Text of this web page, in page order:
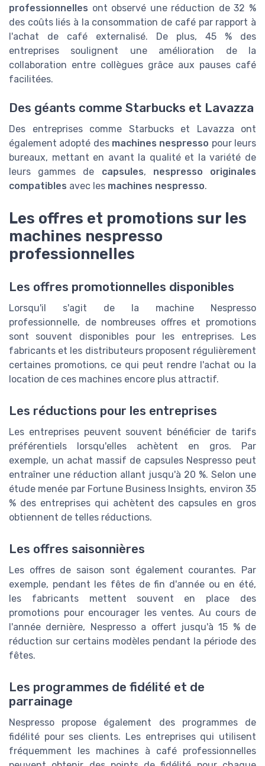
professionnelles ont observé une réduction de 32 %
des coûts liés à la consommation de café par rapport à
l'achat de café externalisé. De plus, 45 % des
entreprises soulignent une amélioration de la
collaboration entre collègues grâce aux pauses café
facilitées.
Des géants comme Starbucks et Lavazza
Des entreprises comme Starbucks et Lavazza ont
également adopté des machines nespresso pour leurs
bureaux, mettant en avant la qualité et la variété de
leurs gammes de capsules, nespresso originales
compatibles avec les machines nespresso.
Les offres et promotions sur les
machines nespresso
professionnelles
Les offres promotionnelles disponibles
Lorsqu'il s'agit de la machine Nespresso
professionnelle, de nombreuses offres et promotions
sont souvent disponibles pour les entreprises. Les
fabricants et les distributeurs proposent régulièrement
certaines promotions, ce qui peut rendre l'achat ou la
location de ces machines encore plus attractif.
Les réductions pour les entreprises
Les entreprises peuvent souvent bénéficier de tarifs
préférentiels lorsqu'elles achètent en gros. Par
exemple, un achat massif de capsules Nespresso peut
entraîner une réduction allant jusqu'à 20 %. Selon une
étude menée par Fortune Business Insights, environ 35
% des entreprises qui achètent des capsules en gros
obtiennent de telles réductions.
Les offres saisonnières
Les offres de saison sont également courantes. Par
exemple, pendant les fêtes de fin d'année ou en été,
les fabricants mettent souvent en place des
promotions pour encourager les ventes. Au cours de
l'année dernière, Nespresso a offert jusqu'à 15 % de
réduction sur certains modèles pendant la période des
fêtes.
Les programmes de fidélité et de
parrainage
Nespresso propose également des programmes de
fidélité pour ses clients. Les entreprises qui utilisent
fréquemment les machines à café professionnelles